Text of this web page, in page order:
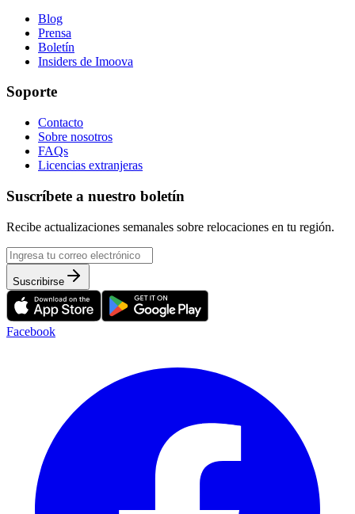
Blog
Prensa
Boletín
Insiders de Imoova
Soporte
Contacto
Sobre nosotros
FAQs
Licencias extranjeras
Suscríbete a nuestro boletín
Recibe actualizaciones semanales sobre relocaciones en tu región.
Suscribirse
Facebook